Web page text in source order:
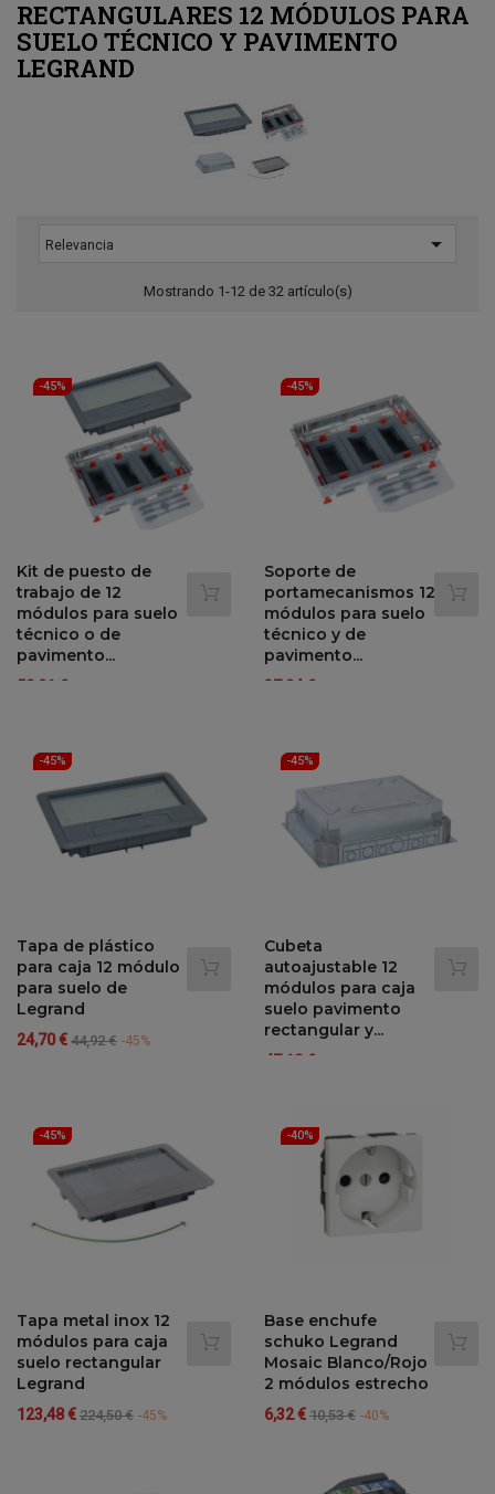
RECTANGULARES 12 MÓDULOS PARA
SUELO TÉCNICO Y PAVIMENTO
LEGRAND
Relevancia 
Mostrando 1-12 de 32 artículo(s)
-45%
Kit de puesto de
trabajo de 12
módulos para suelo
técnico o de
pavimento...
Precio
58,91 €
-45%
Soporte de
portamecanismos 12
módulos para suelo
técnico y de
pavimento...
Precio
37,04 €
-45%
Tapa de plástico
para caja 12 módulo
para suelo de
Legrand
Precio
24,70 €Precio
44,92 € -45%
-45%
Cubeta
autoajustable 12
módulos para caja
suelo pavimento
rectangular y...
Precio
47,18 €
-45%
Tapa metal inox 12
módulos para caja
suelo rectangular
Legrand
Precio
123,48 €Precio
224,50 € -45%
-40%
Base enchufe
schuko Legrand
Mosaic Blanco/Rojo
2 módulos estrecho
Precio
6,32 €Precio
10,53 € -40%